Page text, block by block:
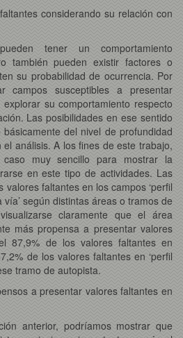
considerando su relación con
tener un comportamiento
también pueden existir factores o
su probabilidad de ocurrencia. Por
campos susceptibles a presentar
su comportamiento respecto
Las posibilidades en ese sentido
del nivel de profundidad
análisis. A los fines de este trabajo,
caso muy sencillo para mostrar la
en este tipo de actividades. Las
faltantes en los campos ‘perfil
vía’ según distintas áreas o tramos de
claramente que el área
más propensa a presentar valores
87,9% de los valores faltantes en
de los valores faltantes en ‘perfil
tramo de autopista.
a presentar valores faltantes en
anterior, podríamos mostrar que